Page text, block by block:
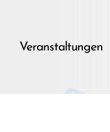
Veranstaltungen